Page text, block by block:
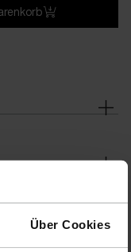
Über Cookies